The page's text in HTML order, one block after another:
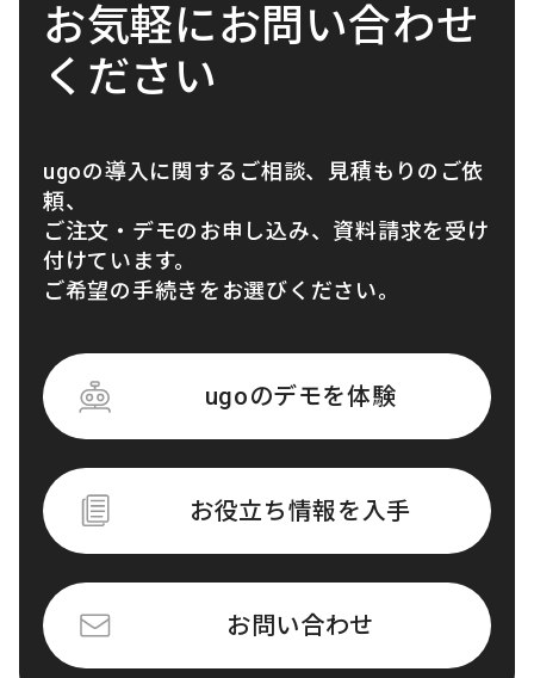
お気軽にお問い合わせ
ください
ugoの導入に関するご相談、見積もりのご依
頼、
ご注文・デモのお申し込み、資料請求を受け
付けています。
ご希望の手続きをお選びください。
ugoのデモを体験
お役立ち情報を入手
お問い合わせ